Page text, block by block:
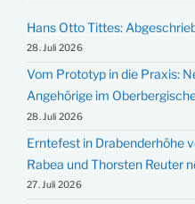
Hans Otto Tittes:
28. Juli 2026
Vom Prototyp in die Praxis:
Angehörige im
28. Juli 2026
Erntefest in Drabenderhöhe
Rabea und Thorsten Reuter
27. Juli 2026